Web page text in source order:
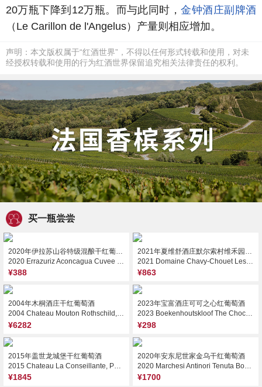
20万瓶下降到12万瓶。而与此同时，金钟酒庄副牌酒
（Le Carillon de l'Angelus）产量则相应增加。
声明：本文版权属于“红酒世界”，不得以任何形式转载和使用，对未
经授权转载和使用的行为红酒世界保留追究相关法律责任的权利。
买一瓶尝尝
2020年伊拉苏山谷特级混酿干红葡萄酒
2020 Errazuriz Aconcagua Cuvee Gran Reserva Ensamblaje, Aconcagua Valley, Chile
¥388
2021年夏维舒酒庄默尔索村维禾园干白葡萄酒
2021 Domaine Chavy-Chouet Les Vireuils, Meursault, France
¥863
2004年木桐酒庄干红葡萄酒
2004 Chateau Mouton Rothschild, Pauillac, France
¥6282
2023年宝富酒庄可可之心红葡萄酒
2023 Boekenhoutskloof The Chocolate Block, Swartland, South Africa
¥298
2015年盖世龙城堡干红葡萄酒
¥1845
2020年安东尼世家金乌干红葡萄酒
¥1700